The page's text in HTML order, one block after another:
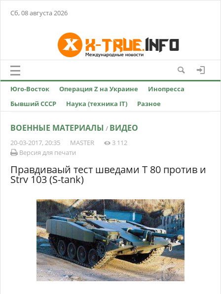
Сб, 08 августа 2026
Юго-Восток Операция Z на Украине
Инопресса
Бывший СССР
Наука (техника IT) Разное
ВОЕННЫЕ МАТЕРИАЛЫ / ВИДЕО
20-03-2017, 20:35 MASTER
3 112
Версия для печати
Правдиваый тест шведами Т 80 против и
Strv 103 (S-tank)